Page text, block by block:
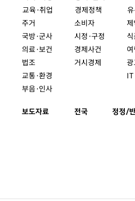
교육·취업
주거
국방·군사
의료·보건
법조
교통·환경
부음·인사
경제정책
소비자
시정·구정
경제사건
거시경제
보도자료 전국 정정/